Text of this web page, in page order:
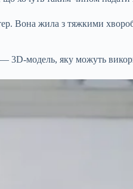
Вона жила з тяжкими
— 3D-модель, яку можуть